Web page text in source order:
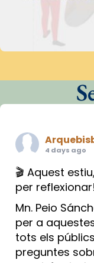
4 days ago
🎬 Aquest
per reflexionar!
Mn. Peio
per a
tots els
preguntes